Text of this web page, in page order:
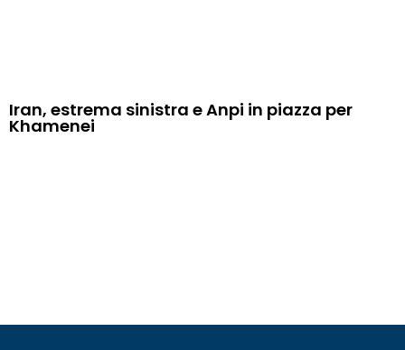
Iran, estrema sinistra e Anpi in piazza per
Khamenei